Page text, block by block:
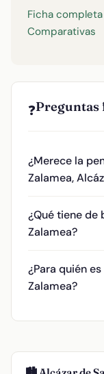
Ficha
Comparativas
❓Preguntas
¿Merece la
Zalamea,
¿Qué tiene de
Zalamea?
¿Para quién
Zalamea?